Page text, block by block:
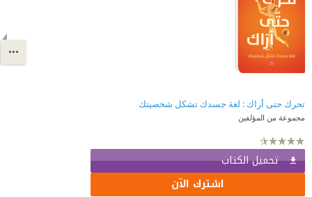
تحرك حتى أراك : لغة جسدك تشكل شخصيتك
مجموعة من المؤلفين
تحميل الكتاب
اشترك الآن